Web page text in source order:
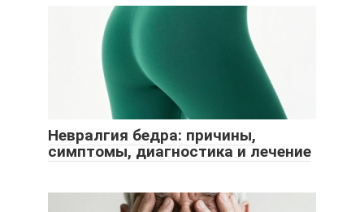
Невралгия бедра: причины,
симптомы, диагностика и лечение